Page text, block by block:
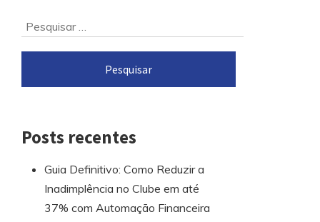
Pesquisar
Posts recentes
Guia Definitivo: Como Reduzir a
Inadimplência no Clube em até
37% com Automação Financeira